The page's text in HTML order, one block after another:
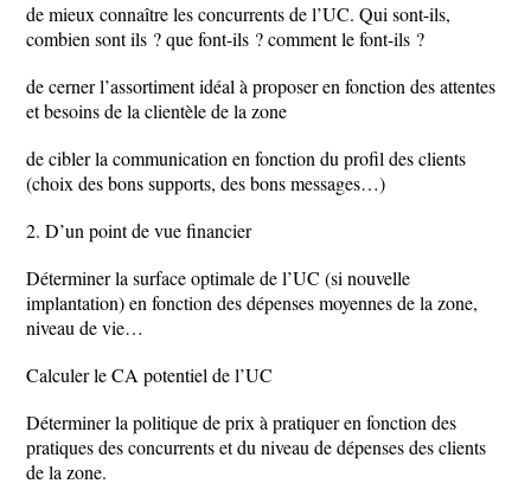
de mieux connaître les concurrents de l’UC. Qui sont-ils,
combien sont ils ? que font-ils ? comment le font-ils ?
de cerner l’assortiment idéal à proposer en fonction des attentes
et besoins de la clientèle de la zone
de cibler la communication en fonction du profil des clients
(choix des bons supports, des bons messages…)
2. D’un point de vue financier
Déterminer la surface optimale de l’UC (si nouvelle
implantation) en fonction des dépenses moyennes de la zone,
niveau de vie…
Calculer le CA potentiel de l’UC
Déterminer la politique de prix à pratiquer en fonction des
pratiques des concurrents et du niveau de dépenses des clients
de la zone.